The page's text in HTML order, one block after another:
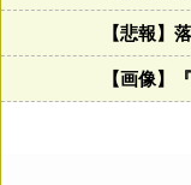
【悲報】
【画像】